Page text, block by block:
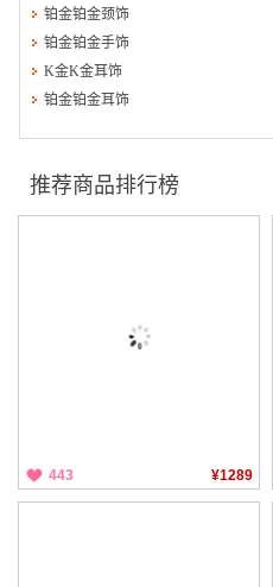
铂金铂金颈饰
铂金铂金手饰
K金K金耳饰
铂金铂金耳饰
推荐商品排行榜
443 ¥1289